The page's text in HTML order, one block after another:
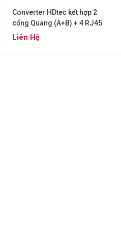
Converter HDtec kết hợp 2
cổng Quang (A+B) + 4 RJ45
Lan 1G
Liên Hệ